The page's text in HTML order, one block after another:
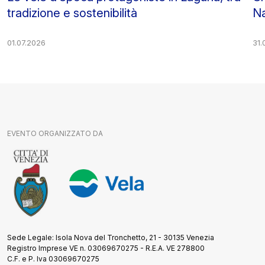
tradizione e sostenibilità
01.07.2026
EVENTO ORGANIZZATO DA
Sede Legale: Isola Nova del Tronchetto, 21 - 30135 Venezia
Registro Imprese VE n. 03069670275 - R.E.A. VE 278800
C.F. e P. Iva 03069670275